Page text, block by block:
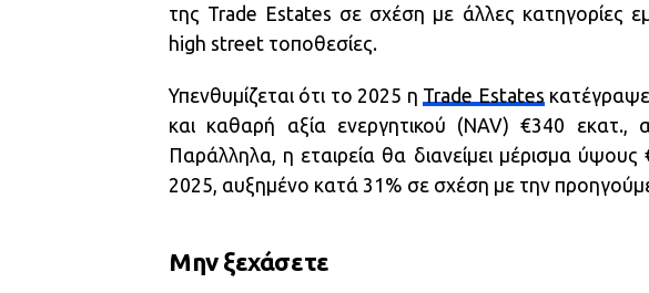
της Trade Estates σε σχέση με άλλες κατηγορίες
high street τοποθεσίες.
Υπενθυμίζεται ότι το 2025 η Trade Estates
και καθαρή αξία ενεργητικού (NAV) €340
Παράλληλα, η εταιρεία θα διανείμει μέρισμα
2025, αυξημένο κατά 31% σε σχέση με την
Μην ξεχάσετε